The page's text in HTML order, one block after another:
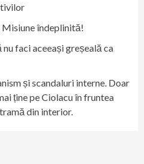
Misiune îndeplinită!
faci aceeași greșeală ca
și scandaluri interne. Doar
ține pe Ciolacu în fruntea
din interior.